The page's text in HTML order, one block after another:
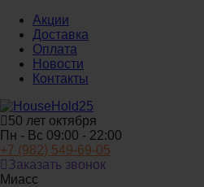
Акции
Доставка
Оплата
Новости
Контакты
50 лет октября
Пн - Вс 09:00 - 22:00
+7 (982) 549-69-05
Заказать звонок
Миасс